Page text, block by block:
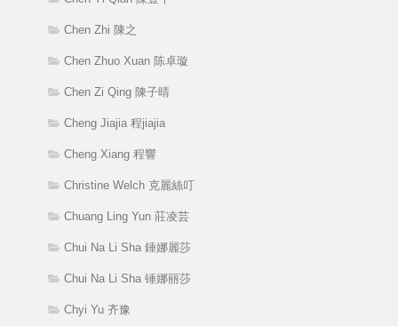
Chen Zhi 陳之
Chen Zhuo Xuan 陈卓璇
Chen Zi Qing 陳子晴
Cheng Jiajia 程jiajia
Cheng Xiang 程響
Christine Welch 克麗絲叮
Chuang Ling Yun 莊凌芸
Chui Na Li Sha 錘娜麗莎
Chui Na Li Sha 锤娜丽莎
Chyi Yu 齐豫